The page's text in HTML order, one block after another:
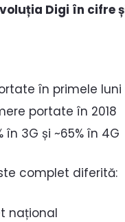
Digi în cifre
în primele
portate în 2018
3G și ~65% în 4G
complet diferită:
național